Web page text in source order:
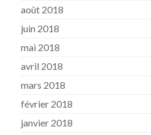
août 2018
juin 2018
mai 2018
avril 2018
mars 2018
février 2018
janvier 2018